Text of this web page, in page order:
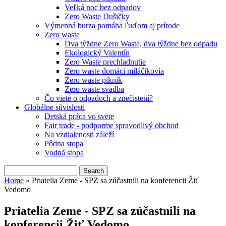
Veľká noc bez odpadov
Zero Waste Dušičky
Výmenná burza pomáha ľuďom aj prírode
Zero waste
Dva týždne Zero Waste, dva týždne bez odpadu
Ekologický Valentín
Zero Waste prechladnutie
Zero waste domáci miláčikovia
Zero waste piknik
Zero waste svadba
Čo viete o odpadoch a znečistení?
Globálne súvislosti
Detská práca vo svete
Fair trade - podporme spravodlivý obchod
Na vzdialenosti záleží
Pôdna stopa
Vodná stopa
Search form
You are here
Home » Priatelia Zeme - SPZ sa zúčastnili na konferencii Žiť
Vedomo
Priatelia Zeme - SPZ sa zúčastnili na